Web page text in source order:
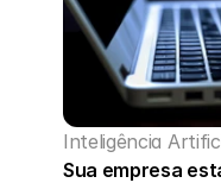
Inteligência
Sua empresa